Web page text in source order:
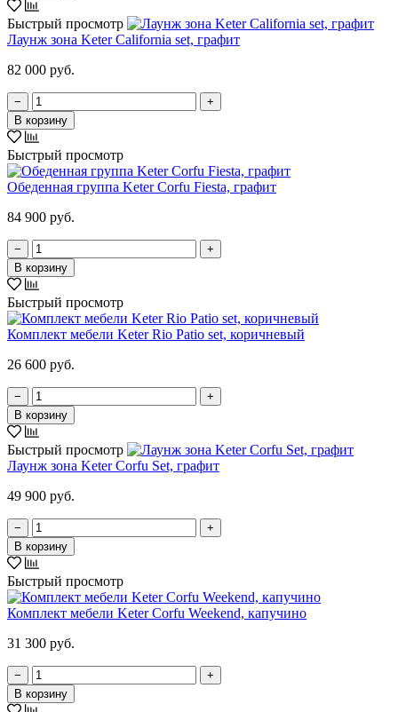
Быстрый просмотр
Лаунж зона Keter California set, графит
82 000 руб.
−
+
В корзину
Быстрый просмотр
Обеденная группа Keter Corfu Fiesta, графит
84 900 руб.
−
+
В корзину
Быстрый просмотр
Комплект мебели Keter Rio Patio set, коричневый
26 600 руб.
−
+
В корзину
Быстрый просмотр
Лаунж зона Keter Corfu Set, графит
49 900 руб.
−
+
В корзину
Быстрый просмотр
Комплект мебели Keter Corfu Weekend, капучино
31 300 руб.
−
+
В корзину